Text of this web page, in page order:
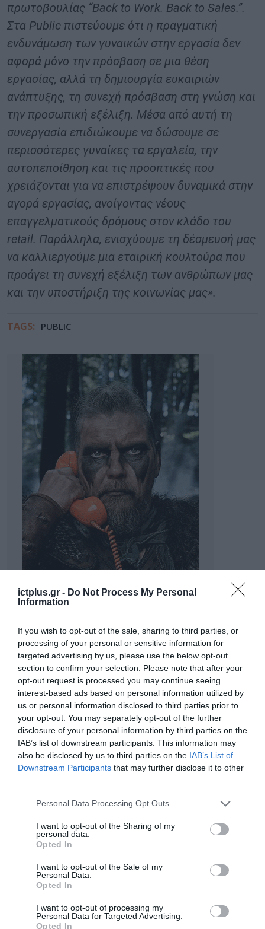
ictplus.gr - Do Not Process My Personal
Information
If you wish to opt-out of the sale, sharing to third parties, or
processing of your personal or sensitive information for
targeted advertising by us, please use the below opt-out
section to confirm your selection. Please note that after your
opt-out request is processed you may continue seeing
interest-based ads based on personal information utilized by
us or personal information disclosed to third parties prior to
your opt-out. You may separately opt-out of the further
disclosure of your personal information by third parties on the
IAB’s list of downstream participants. This information may
also be disclosed by us to third parties on the IAB’s List of
Downstream Participants that may further disclose it to other
Please note that this website/app uses one or more Google
not limited to your visit or usage behaviour. You may click to
grant or deny consent to Google and its third-party tags to
use your data for below specified purposes in below Google
consent section.
Personal Data Processing Opt Outs
I want to opt-out of the Sharing of my
personal data.
Opted In
I want to opt-out of the Sale of my
Personal Data.
Opted In
I want to opt-out of processing my
Personal Data for Targeted Advertising.
Opted In
πρωτοβουλίας “Back to Work. Back to Sales.”.
Στα Public πιστεύουμε ότι η πραγματική
ενδυνάμωση των γυναικών στην εργασία δεν
αφορά μόνο την πρόσβαση σε μια θέση
εργασίας, αλλά τη δημιουργία ευκαιριών
ανάπτυξης, τη συνεχή πρόσβαση στη γνώση και
την προσωπική εξέλιξη. Μέσα από αυτή τη
συνεργασία επιδιώκουμε να δώσουμε σε
περισσότερες γυναίκες τα εργαλεία, την
αυτοπεποίθηση και τις προοπτικές που
χρειάζονται για να επιστρέψουν δυναμικά στην
αγορά εργασίας, ανοίγοντας νέους
επαγγελματικούς δρόμους στον κλάδο του
retail. Παράλληλα, ενισχύουμε τη δέσμευσή μας
να καλλιεργούμε μια εταιρική κουλτούρα που
προάγει τη συνεχή εξέλιξη των ανθρώπων μας
και την υποστήριξη της κοινωνίας μας».
TAGS: PUBLIC
ΡΟΗ ΕΙΔΗΣΕΩΝ
Το χρηματοδοτούμενο
από την ΕΕ έργο “The
των παιδιών στο
ΑΑΔΕ: Διευκρινίσεις
για τα πρόστιμα σε
παραβάσεις που
31.07.2026
Σ. Καλαφάτης: «Η
Τεχνητή Νοημοσύνη
δεν είναι απλώς μια
νέα τεχνολογία, είναι